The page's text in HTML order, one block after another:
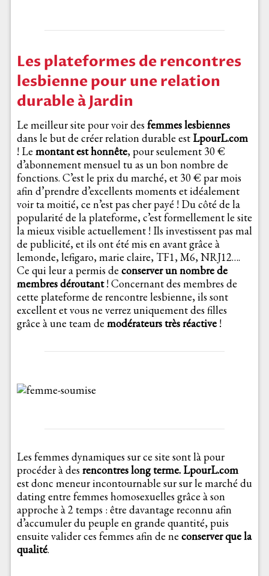
Les plateformes de rencontres
lesbienne pour une relation
durable à Jardin
Le meilleur site pour voir des femmes lesbiennes
dans le but de créer relation durable estLpourL.com
! Le montant est honnête, pour seulement 30 €
d’abonnement mensuel tu as un bon nombre de
fonctions. C’est le prix du marché, et 30 € par mois
afin d’prendre d’excellents moments et idéalement
voir ta moitié, ce n’est pas cher payé ! Du côté de la
popularité de la plateforme, c’est formellement le site
la mieux visible actuellement ! Ils investissent pas mal
de publicité, et ils ont été mis en avant grâce à
lemonde, lefigaro, marie claire, TF1, M6, NRJ12….
Ce qui leur a permis de conserver un nombre de
membres déroutant! Concernant des membres de
cette plateforme de rencontre lesbienne, ils sont
excellent et vous ne verrez uniquement des filles
grâce à une team de modérateurs très réactive!
Les femmes dynamiques sur ce site sont là pour
procéder à des rencontres long terme.LpourL.com
est donc meneur incontournable sur sur le marché du
dating entre femmes homosexuelles grâce à son
approche à 2 temps : être davantage reconnu afin
d’accumuler du peuple en grande quantité, puis
ensuite valider ces femmes afin de ne conserver que la
qualité.